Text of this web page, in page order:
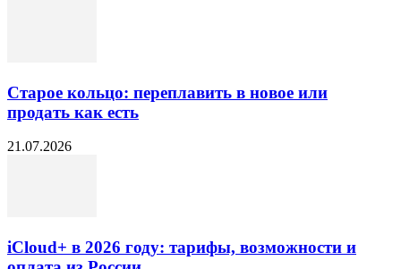
Старое кольцо: переплавить в новое или
продать как есть
21.07.2026
iCloud+ в 2026 году: тарифы, возможности и